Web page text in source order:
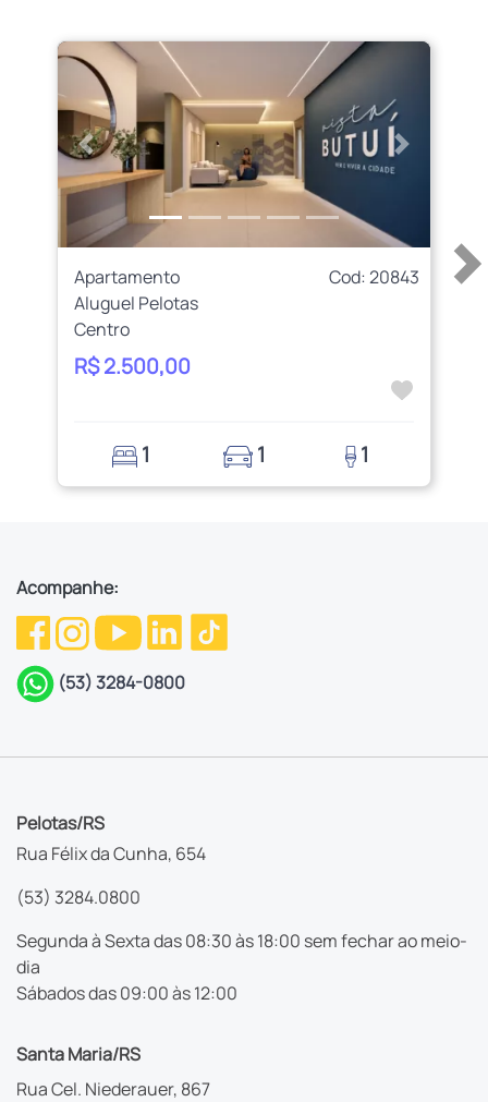
Anterior Próximo
Apartamento
Cod: 20843
Aluguel Pelotas
Centro
R$ 2.500,00
1 1 1
Acompanhe:
(53) 3284-0800
Pelotas/RS
Rua Félix da Cunha, 654
(53) 3284.0800
Segunda à Sexta das 08:30 às 18:00 sem fechar ao meio-
dia
Sábados das 09:00 às 12:00
Santa Maria/RS
Rua Cel. Niederauer, 867